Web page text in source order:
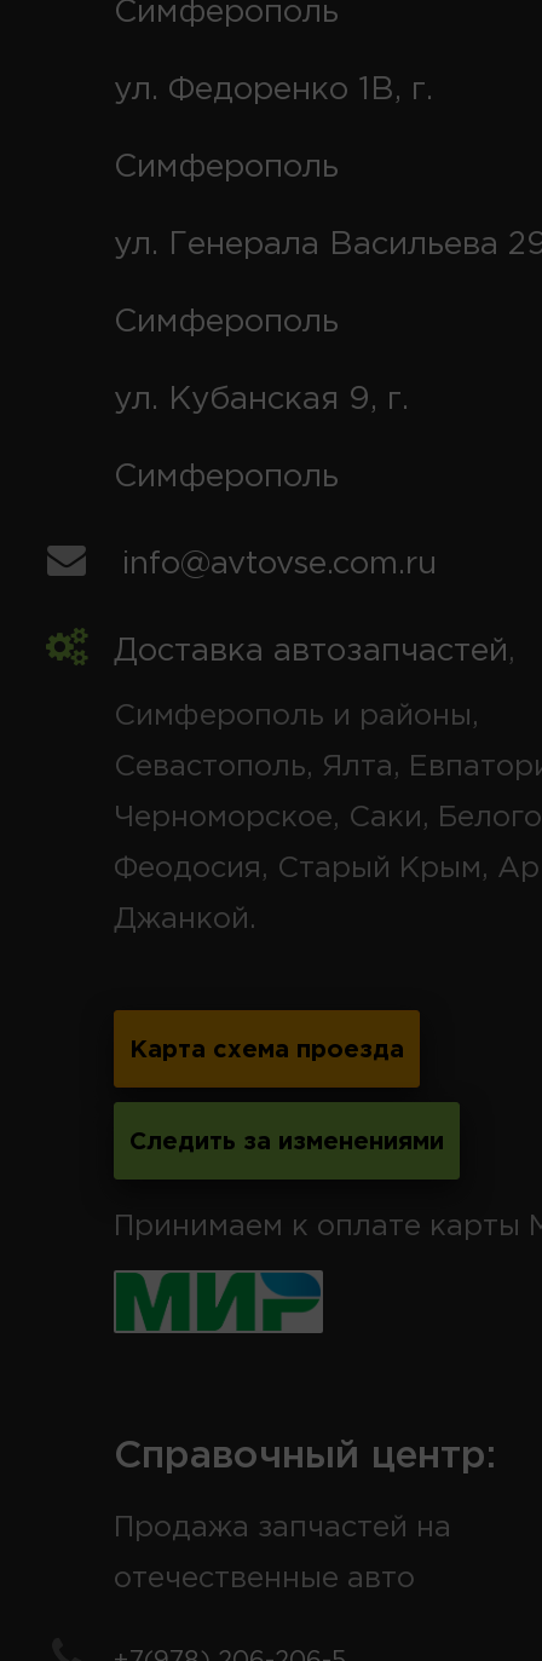
Симферополь
ул. Федоренко 1В, г.
Симферополь
ул. Генерала Васильева
Симферополь
ул. Кубанская 9, г.
Симферополь
info@avtovse.com.ru
Доставка автозапчастей,
Симферополь и районы,
Севастополь, Ялта,
Черноморское, Саки,
Феодосия, Старый Крым,
Джанкой.
Карта схема проезда
Следить за изменениями
Принимаем к оплате карты
Справочный центр:
Продажа запчастей на
отечественные авто